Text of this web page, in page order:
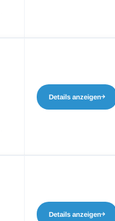
Details anzeigen
Details anzeigen